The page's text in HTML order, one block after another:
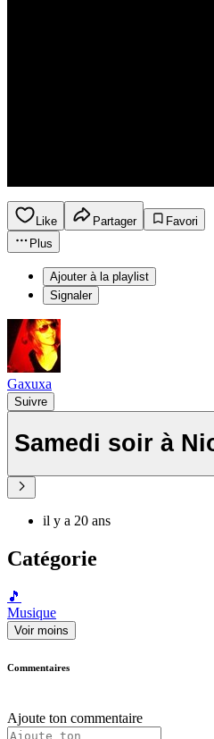
Like Partager
Favori
Plus
Ajouter à la playlist
Signaler
Gaxuxa
Suivre
Samedi soir à
il y a 20 ans
Catégorie
🎵
Musique
Voir moins
Commentaires
Ajoute ton commentaire